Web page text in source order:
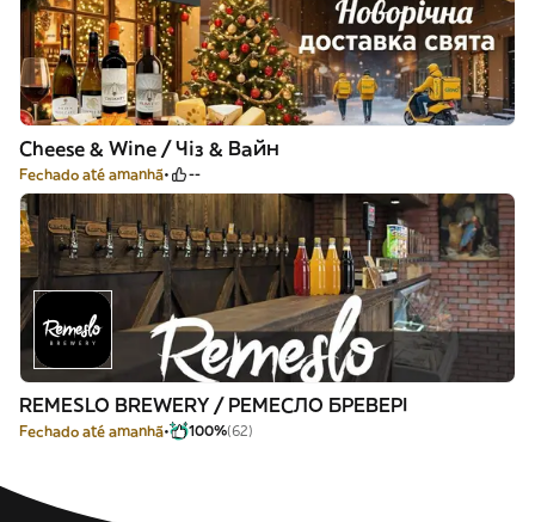
Cheese & Wine / Чіз & Вайн
Fechado até amanhã --
REMESLO BREWERY / РЕМЕСЛО БРЕВЕРІ
Fechado até amanhã 100%(62)